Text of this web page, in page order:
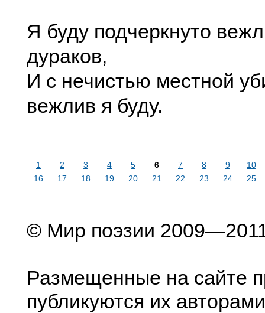
Я буду подчеркнуто
дураков,
И с нечистью местной
вежлив я буду.
1 2 3 4 5 6 7 8 9
10
16
17 18 19 20 21 22 23 24 25
© Мир поэзии
Размещенные на сайте
публикуются их